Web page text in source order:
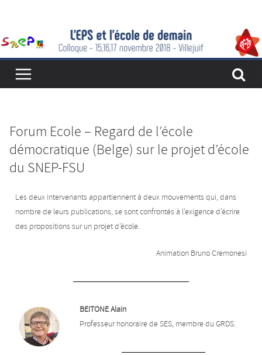
Forum Ecole – Regard de l’école
démocratique (Belge) sur le projet d’école
du SNEP-FSU
Les deux intervenants appartiennent à deux mouvements qui, dans
nombre de leurs publications, se sont confrontés à l’exigence d’écrire
des propositions sur un projet d’école.
Animation Bruno Cremonesi
BEITONE Alain
Professeur honoraire de SES, membre du GRDS.